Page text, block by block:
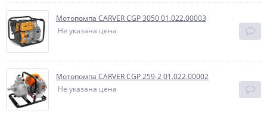
Мотопомпа CARVER CGP 3050 01.022.00003
Не указана цена
Мотопомпа CARVER CGP 259-2 01.022.00002
Не указана цена